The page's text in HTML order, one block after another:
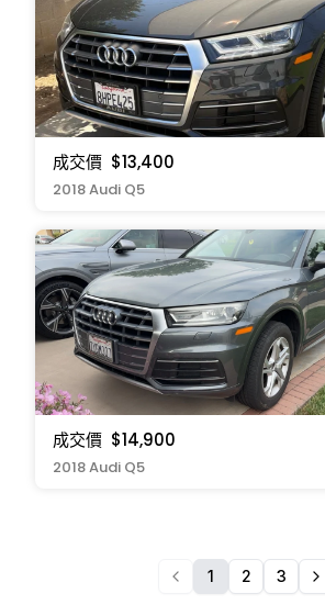
成交價 $13,400
2018 Audi Q5
成交價 $14,900
2018 Audi Q5
1 2 3